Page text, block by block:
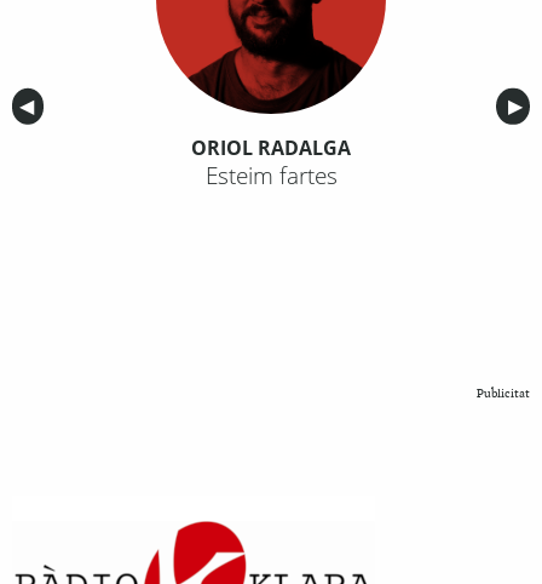
Anterior
◀︎ ▶︎
ORIOL RADALGA
Esteim fartes
Publicitat